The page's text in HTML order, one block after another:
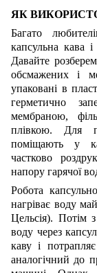
ЯК
Багато
капсульна кава
Давайте
обсмажених і
упаковані в
герметично
мембраною,
плівкою. Для
поміщають у
частково
напору гарячої
Робота
нагріває воду
Цельсія). Потім
воду через
каву і
аналогічний до